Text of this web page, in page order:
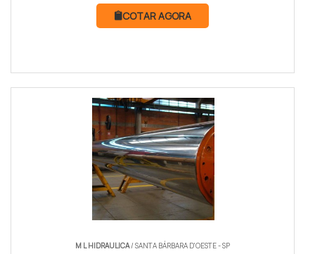
COTAR AGORA
M L HIDRAULICA/ SANTA BÁRBARA D'OESTE - SP